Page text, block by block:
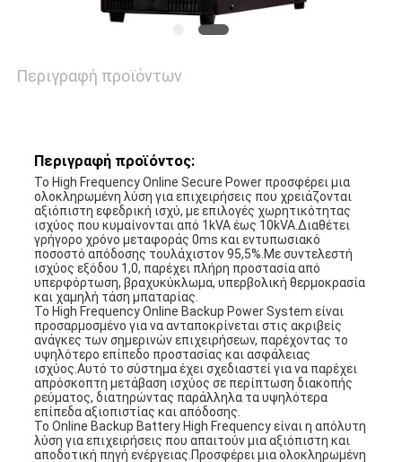
Περιγραφή προϊόντων
Περιγραφή προϊόντος:
Το High Frequency Online Secure Power προσφέρει μια
ολοκληρωμένη λύση για επιχειρήσεις που χρειάζονται
αξιόπιστη εφεδρική ισχύ, με επιλογές χωρητικότητας
ισχύος που κυμαίνονται από 1kVA έως 10kVA.Διαθέτει
γρήγορο χρόνο μεταφοράς 0ms και εντυπωσιακό
ποσοστό απόδοσης τουλάχιστον 95,5%.Με συντελεστή
ισχύος εξόδου 1,0, παρέχει πλήρη προστασία από
υπερφόρτωση, βραχυκύκλωμα, υπερβολική θερμοκρασία
και χαμηλή τάση μπαταρίας.
Το High Frequency Online Backup Power System είναι
προσαρμοσμένο για να ανταποκρίνεται στις ακριβείς
ανάγκες των σημερινών επιχειρήσεων, παρέχοντας το
υψηλότερο επίπεδο προστασίας και ασφάλειας
ισχύος.Αυτό το σύστημα έχει σχεδιαστεί για να παρέχει
απρόσκοπτη μετάβαση ισχύος σε περίπτωση διακοπής
ρεύματος, διατηρώντας παράλληλα τα υψηλότερα
επίπεδα αξιοπιστίας και απόδοσης.
Το Online Backup Battery High Frequency είναι η απόλυτη
λύση για επιχειρήσεις που απαιτούν μια αξιόπιστη και
αποδοτική πηγή ενέργειας.Προσφέρει μια ολοκληρωμένη